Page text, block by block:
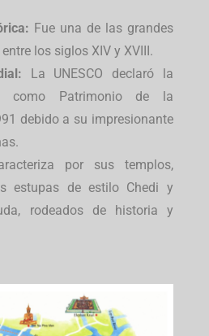
Fue una de las grandes
los siglos XIV y XVIII.
La UNESCO declaró la
como Patrimonio de la
debido a su impresionante
por sus templos,
estupas de estilo Chedi y
rodeados de historia y